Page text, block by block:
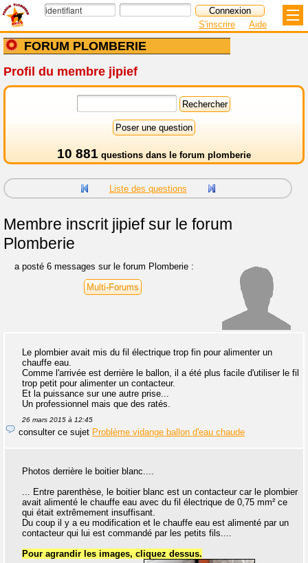
FORUM PLOMBERIE
S'inscrire Aide
Profil du membre jipief
10 881 questions dans le forum plomberie
Liste des questions
Membre inscritjipief sur le forum
Plomberie
a posté 6 messages sur le forum Plomberie :
Multi-Forums
Le plombier avait mis du fil électrique trop fin pour alimenter un
chauffe eau.
Comme l'arrivée est derrière le ballon, il a été plus facile d'utiliser le fil
trop petit pour alimenter un contacteur.
Et la puissance sur une autre prise...
Un professionnel mais que des ratés.
26 mars 2015 à 12:45
consulter ce sujet Problème vidange ballon d'eau chaude
Photos derrière le boitier blanc....
... Entre parenthèse, le boitier blanc est un contacteur car le plombier
avait alimenté le chauffe eau avec du fil électrique de 0,75 mm² ce
qui était extrêmement insuffisant.
Du coup il y a eu modification et le chauffe eau est alimenté par un
contacteur qui lui est commandé par les petits fils....
Pour agrandir les images, cliquez dessus.